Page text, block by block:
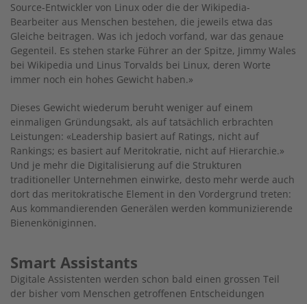
Source-Entwickler von Linux oder die der Wikipedia-
Bearbeiter aus Menschen bestehen, die jeweils etwa das
Gleiche beitragen. Was ich jedoch vorfand, war das genaue
Gegenteil. Es stehen starke Führer an der Spitze, Jimmy Wales
bei Wikipedia und Linus Torvalds bei Linux, deren Worte
immer noch ein hohes Gewicht haben.»
Dieses Gewicht wiederum beruht weniger auf einem
einmaligen Gründungsakt, als auf tatsächlich erbrachten
Leistungen: «Leadership basiert auf Ratings, nicht auf
Rankings; es basiert auf Meritokratie, nicht auf Hierarchie.»
Und je mehr die Digitalisierung auf die Strukturen
traditioneller Unternehmen einwirke, desto mehr werde auch
dort das meritokratische Element in den Vordergrund treten:
Aus kommandierenden Generälen werden kommunizierende
Bienenköniginnen.
Smart Assistants
Digitale Assistenten werden schon bald einen grossen Teil
der bisher vom Menschen getroffenen Entscheidungen